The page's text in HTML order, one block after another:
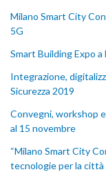
Milano Smart City
5G
Smart Building Expo
Integrazione,
Sicurezza 2019
Convegni, workshop
al 15 novembre
“Milano Smart City
tecnologie per la